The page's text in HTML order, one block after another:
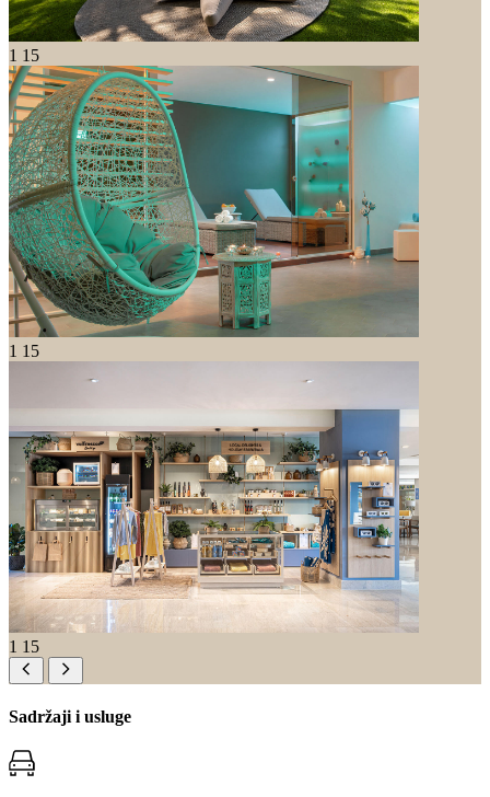
1 15
1 15
1 15
Sadržaji i usluge